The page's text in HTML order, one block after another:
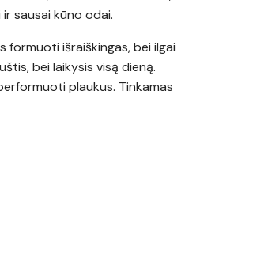
sausai kūno odai.
formuoti išraiškingas, bei ilgai
bei laikysis visą dieną.
plaukus. Tinkamas